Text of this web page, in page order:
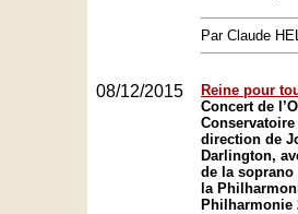
Par Claude
08/12/2015
Reine pour
Concert de
direction de
Darlington,
de la soprano
la
Philharmonie